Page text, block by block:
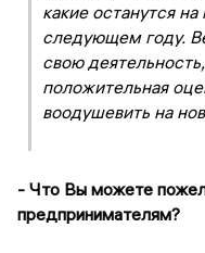
какие останутся
следующем году.
свою
положительная
воодушевить на
- Что Вы можете
предпринимателям?